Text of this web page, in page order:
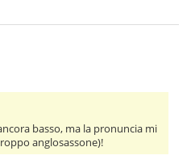
basso, ma la pronuncia mi
anglosassone)!